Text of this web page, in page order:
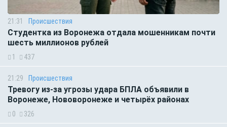
21:31 Происшествия
Студентка из Воронежа отдала мошенникам почти
шесть миллионов рублей
1 437
21:29 Происшествия
Тревогу из-за угрозы удара БПЛА объявили в
Воронеже, Нововоронеже и четырёх районах
0 326